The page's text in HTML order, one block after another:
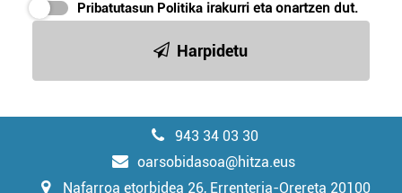
Pribatutasun Politika irakurri eta onartzen dut.
Harpidetu
943 34 03 30
oarsobidasoa@hitza.eus
Nafarroa etorbidea 26, Errenteria-Orereta 20100